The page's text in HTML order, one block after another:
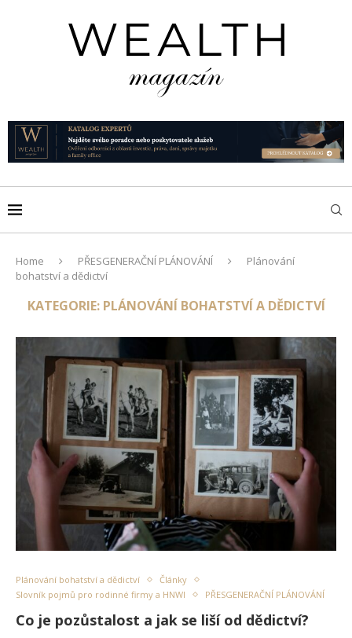
Home PŘESGENERAČNÍ PLÁNOVÁNÍ
Plánování
bohatství a dědictví
KATEGORIE: PLÁNOVÁNÍ BOHATSTVÍ A DĚDICTVÍ
Plánování bohatství a dědictví
Články
Slovník pojmů pro rodinné firmy a HNWI
PŘESGENERAČNÍ PLÁNOVÁNÍ
Co je pozůstalost a jak se liší od dědictví?